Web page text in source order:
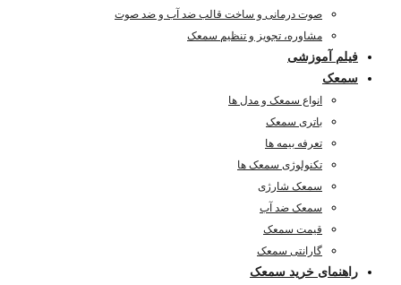
صوت درمانی و ساخت قالب ضد آب و ضد صوت
مشاوره، تجویز و تنظیم سمعک
فیلم آموزشی
سمعک
انواع سمعک و مدل ها
باتری سمعک
تعرفه بیمه ها
تکنولوژی سمعک ها
سمعک شارژی
سمعک ضد آب
قیمت سمعک
گارانتی سمعک
راهنمای خرید سمعک